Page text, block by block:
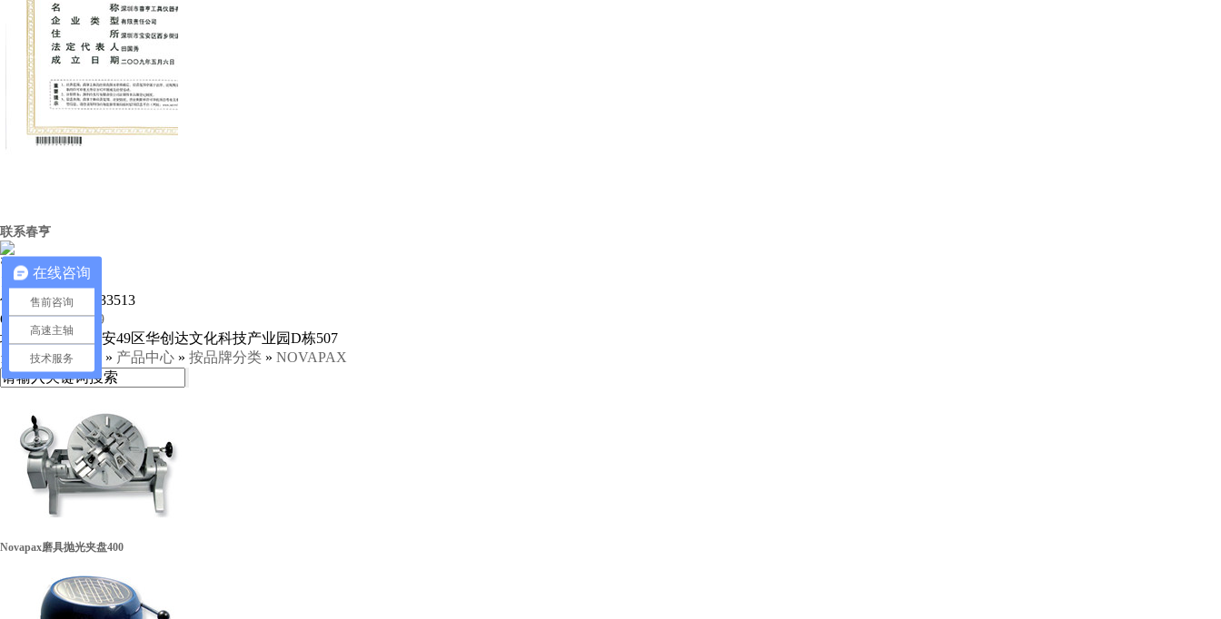
营业执照
联系春亨
咨询热线：
13612997620
传真：0755-23033513
Q Q：927910089
地址：深圳市宝安49区华创达文化科技产业园D栋507
当前位置：
» 产品中心 » 按品牌分类 » NOVAPAX
Novapax磨具抛光夹盘400
在线咨询
售前咨询
高速主轴
技术服务